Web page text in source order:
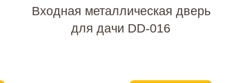
Входная металлическая дверь
для дачи DD-016